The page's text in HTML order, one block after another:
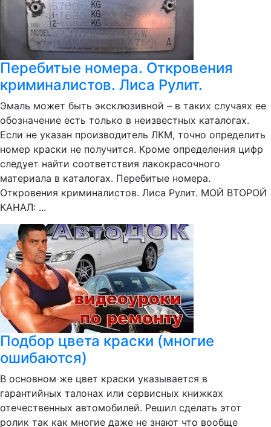
Перебитые номера. Откровения
криминалистов. Лиса Рулит.
Эмаль может быть эксклюзивной – в таких случаях ее
обозначение есть только в неизвестных каталогах.
Если не указан производитель ЛКМ, точно определить
номер краски не получится. Кроме определения цифр
следует найти соответствия лакокрасочного
материала в каталогах. Перебитые номера.
Откровения криминалистов. Лиса Рулит. МОЙ ВТОРОЙ
КАНАЛ: ...
Подбор цвета краски (многие
ошибаются)
В основном же цвет краски указывается в
гарантийных талонах или сервисных книжках
отечественных автомобилей. Решил сделать этот
ролик так как многие даже не знают что вообще